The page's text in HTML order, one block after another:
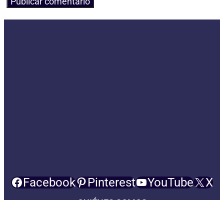
Facebook Pinterest YouTube X